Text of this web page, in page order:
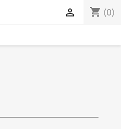
shopping_cart (0)
